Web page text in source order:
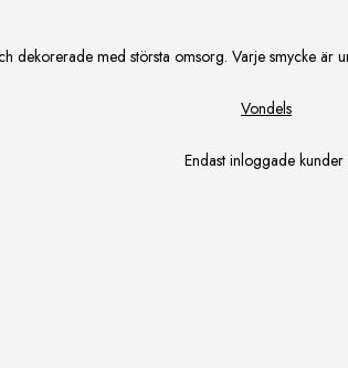
med största omsorg. Varje smycke
Vondels
Endast inloggade